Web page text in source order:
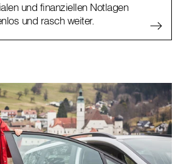
und finanziellen Notlagen
und rasch weiter.